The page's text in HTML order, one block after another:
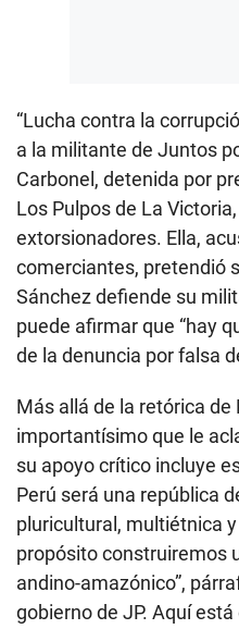
“Lucha contra la
a la militante de Juntos
Carbonel, detenida por
Los Pulpos de La
extorsionadores. Ella,
comerciantes, pretendió
Sánchez defiende su
puede afirmar que “hay
de la denuncia por falsa
Más allá de la retórica de
importantísimo que le
su apoyo crítico incluye
Perú será una república
pluricultural, multiétnica
propósito construiremos
andino-amazónico”,
gobierno de JP. Aquí